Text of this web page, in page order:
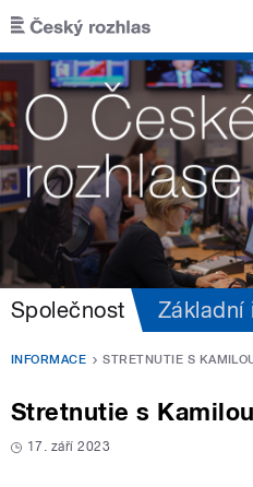
Přejít k hlavnímu obsahu
Společnost Základní
INFORMACE STRETNUTIE S
Stretnutie s
17. září 2023